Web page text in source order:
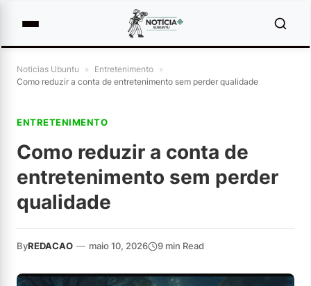
Noticias Ubuntu » Entretenimento »
Como reduzir a conta de entretenimento sem perder qualidade
ENTRETENIMENTO
Como reduzir a conta de
entretenimento sem perder
qualidade
ByREDACAO — maio 10, 2026 9 min Read